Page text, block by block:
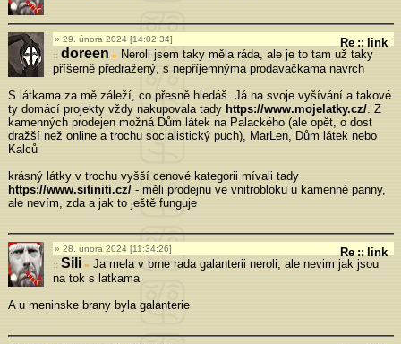
29. února 2024 [14:02:34] Re :: link
doreen »
Neroli jsem taky měla ráda, ale je to tam už taky
příšerně předražený, s nepříjemnýma prodavačkama navrch
S látkama za mě záleží, co přesně hledáš. Já na svoje vyšívání a takové
ty domácí projekty vždy nakupovala tady https://www.mojelatky.cz/. Z
kamenných prodejen možná Dům látek na Palackého (ale opět, o dost
dražší než online a trochu socialistický puch), MarLen, Dům látek nebo
Kalců
krásný látky v trochu vyšší cenové kategorii mívali tady
https://www.sitiniti.cz/- měli prodejnu ve vnitrobloku u kamenné panny,
ale nevím, zda a jak to ještě funguje
28. února 2024 [11:34:26] Re :: link
Sili » Ja mela v brne rada galanterii neroli, ale nevim jak jsou
na tok s latkama
A u meninske brany byla galanterie